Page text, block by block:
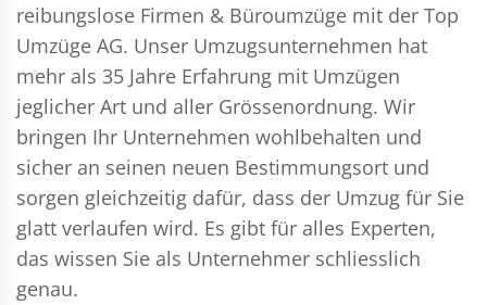
reibungslose Firmen & Büroumzüge mit der Top
Umzüge AG. Unser Umzugsunternehmen hat
mehr als 35 Jahre Erfahrung mit Umzügen
jeglicher Art und aller Grössenordnung. Wir
bringen Ihr Unternehmen wohlbehalten und
sicher an seinen neuen Bestimmungsort und
sorgen gleichzeitig dafür, dass der Umzug für Sie
glatt verlaufen wird. Es gibt für alles Experten,
das wissen Sie als Unternehmer schliesslich
genau.